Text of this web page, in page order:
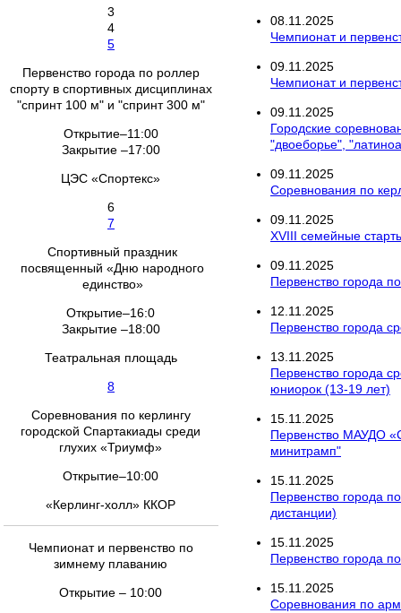
3
4
5
Первенство города по роллер
спорту в спортивных дисциплинах
"спринт 100 м" и "спринт 300 м"
Открытие–11:00
Закрытие –17:00
ЦЭС «Спортекс»
6
7
Спортивный праздник
посвященный «Дню народного
единство»
Открытие–16:0
Закрытие –18:00
Театральная площадь
8
Соревнования по керлингу
городской Спартакиады среди
глухих «Триумф»
Открытие–10:00
«Керлинг-холл» ККОР
Чемпионат и первенство по
зимнему плаванию
Открытие – 10:00
08.11.2025
Чемпионат и
09.11.2025
Чемпионат и
09.11.2025
Городские
"двоеборье",
09.11.2025
Соревнования по
09.11.2025
XVIII семейные
09.11.2025
Первенство города
12.11.2025
Первенство города
13.11.2025
Первенство города
юниорок (13-19 лет)
15.11.2025
Первенство МАУДО
минитрамп"
15.11.2025
Первенство города
дистанции)
15.11.2025
Первенство города
15.11.2025
Соревнования по